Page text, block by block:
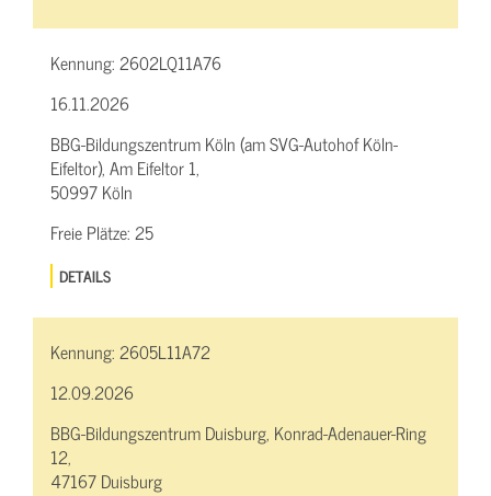
Kennung:2602LQ11A76
16.11.2026
BBG-Bildungszentrum Köln (am SVG-Autohof Köln-
Eifeltor), Am Eifeltor 1,
50997 Köln
Freie Plätze:25
DETAILS
Kennung:2605L11A72
12.09.2026
BBG-Bildungszentrum Duisburg, Konrad-Adenauer-Ring
12,
47167 Duisburg